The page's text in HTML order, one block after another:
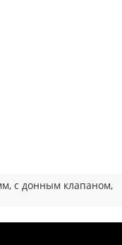
с донным клапаном,